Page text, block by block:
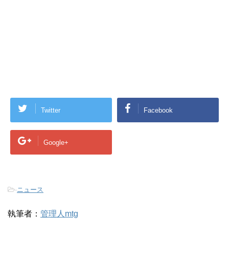
Twitter Facebook
Google+
-ニュース
執筆者： 管理人mtg